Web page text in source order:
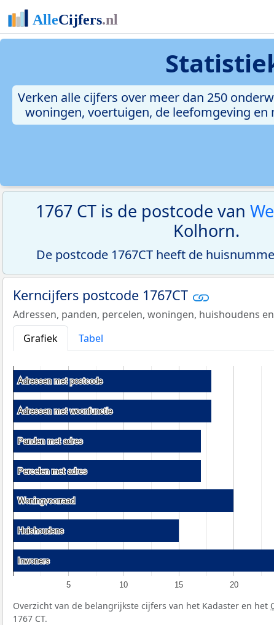
Verken alle cijfers over meer dan 250
woningen, voertuigen, de leefomgeving
1767 CT is de postcode van
Kolhorn.
De postcode 1767CT heeft de
Kerncijfers postcode 1767CT
Adressen, panden, percelen, woningen, huishoudens
Grafiek
Tabel
5 10 15 20
Adressen met postcode
Adressen met postcode
Adressen met woonfunctie
Adressen met woonfunctie
Panden met adres
Panden met adres
Percelen met adres
Percelen met adres
Woningvoorraad
Woningvoorraad
Huishoudens
Huishoudens
Inwoners
Inwoners
Overzicht van de belangrijkste cijfers van het Kadaster en het
1767 CT.